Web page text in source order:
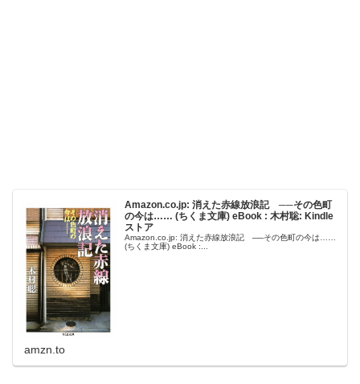
Amazon.co.jp: 消えた赤線放浪記 ──その色町
の今は…… (ちくま文庫) eBook : 木村聡: Kindle
ストア
Amazon.co.jp: 消えた赤線放浪記 ──その色町の今は……
(ちくま文庫) eBook :...
amzn.to